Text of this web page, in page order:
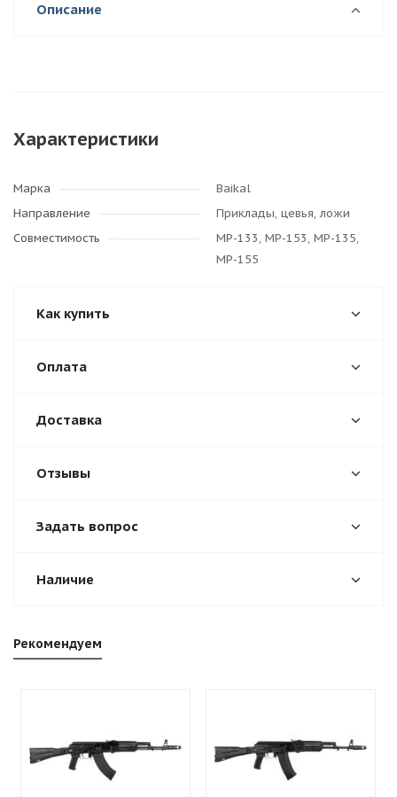
Описание
Характеристики
Марка
Baikal
Направление
Приклады, цевья, ложи
Совместимость
МР-133, МР-153, МР-135,
МР-155
Как купить
Оплата
Доставка
Отзывы
Задать вопрос
Наличие
Рекомендуем